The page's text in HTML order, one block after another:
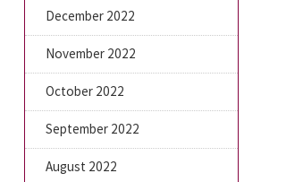
December 2022
November 2022
October 2022
September 2022
August 2022